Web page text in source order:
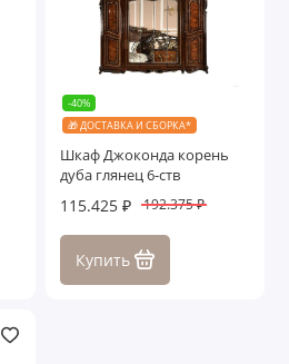
-40%
🎁 ДОСТАВКА И СБОРКА*
Шкаф Джоконда корень
дуба глянец 6-ств
115.425 ₽ 192.375 ₽
Купить